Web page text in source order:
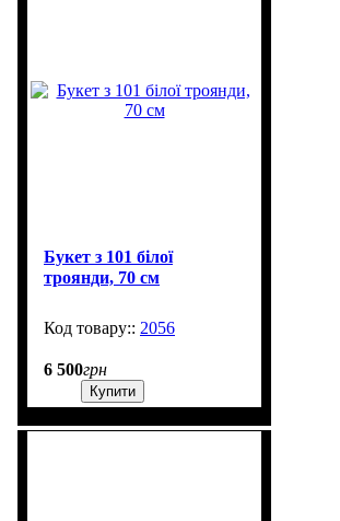
Букет з 101 білої
троянди, 70 см
2056
6 500грн
Купити